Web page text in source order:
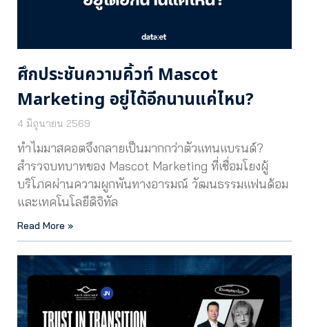
ศึกประชันความคิ้วท์ Mascot
Marketing อยู่ได้อีกนานแค่ไหน?
4 มิถุนายน 2569
ทำไมมาสคอตจึงกลายเป็นมากกว่าตัวแทนแบรนด์?
สำรวจบทบาทของ Mascot Marketing ที่เชื่อมโยงผู้
บริโภคผ่านความผูกพันทางอารมณ์ วัฒนธรรมแฟนด้อม
และเทคโนโลยีดิจิทัล
Read More »